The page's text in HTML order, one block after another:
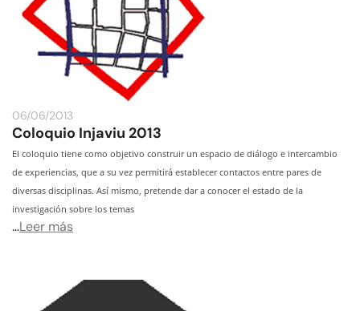
06/06/2013
Coloquio Injaviu 2013
El coloquio tiene como objetivo construir un espacio de diálogo e intercambio
de experiencias, que a su vez permitirá establecer contactos entre pares de
diversas disciplinas. Así mismo, pretende dar a conocer el estado de la
investigación sobre los temas
…Leer más